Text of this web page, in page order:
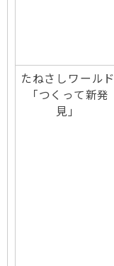
たねさしワールド
「つくって新発
見」